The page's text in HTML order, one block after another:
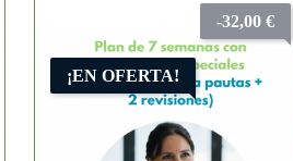
¡EN OFERTA!
-32,00 €